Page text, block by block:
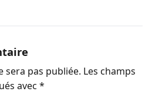
sera pas publiée. Les champs
avec *